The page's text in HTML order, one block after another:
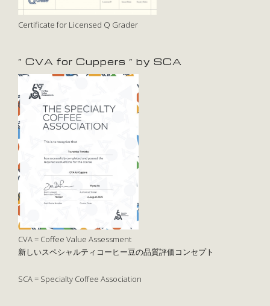
Certificate for Licensed Q Grader
” CVA for Cuppers ” by SCA
CVA = Coffee Value Assessment
新しいスペシャルティコーヒー豆の品質評価コンセプト
SCA = Specialty Coffee Association